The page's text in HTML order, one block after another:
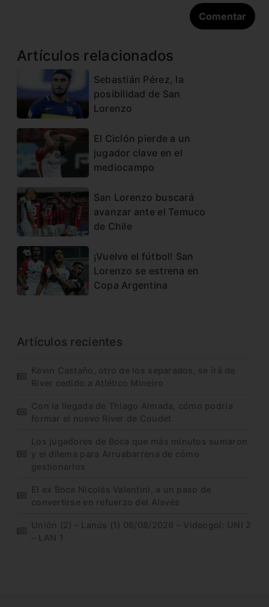
Artículos relacionados
Sebastián Pérez, la
posibilidad de San
Lorenzo
El Ciclón pierde a un
jugador clave en el
mediocampo
San Lorenzo buscará
avanzar ante el Temuco
de Chile
¡Vuelve el fútbol! San
Lorenzo se estrena en
Copa Argentina
Artículos recientes
Kevin Castaño, otro de los separados, se irá de
River cedido a Atlético Mineiro
Con la llegada de Thiago Almada, cómo podría
formar el nuevo River de Coudet
Los jugadores de Boca que más minutos sumaron
y el dilema para Arruabarrena de cómo
gestionarlos
El ex Boca Nicolás Valentini, a un paso de
convertirse en refuerzo del Alavés
Unión (2) – Lanús (1) 06/08/2026 – Videogol: UNI 2
– LAN 1